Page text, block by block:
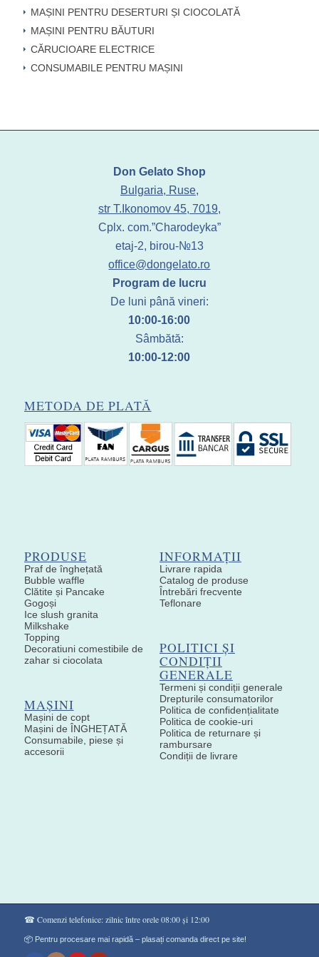
MAȘINI PENTRU DESERTURI ȘI CIOCOLATĂ
MAȘINI PENTRU BĂUTURI
CĂRUCIOARE ELECTRICE
CONSUMABILE PENTRU MAȘINI
Don Gelato Shop
Bulgaria, Ruse,
str T.Ikonomov 45, 7019,
Cplx. com.”Charodeyka”
etaj-2, birou-№13
office@dongelato.ro
Program de lucru
De luni până vineri:
10:00-16:00
Sâmbătă:
10:00-12:00
METODA DE PLATĂ
PRODUSE
Praf de înghețată
Bubble waffle
Clătite și Pancake
Gogoși
Ice slush granita
Milkshake
Topping
Decoratiuni comestibile de
zahar si ciocolata
MAȘINI
Mașini de copt
Mașini de ÎNGHEȚATĂ
Consumabile, piese și
accesorii
INFORMAȚII
Livrare rapida
Catalog de produse
Întrebări frecvente
Teflonare
POLITICI ȘI
CONDIȚII
GENERALE
Termeni și condiții generale
Drepturile consumatorilor
Politica de confidențialitate
Politica de cookie-uri
Politica de returnare și
rambursare
Condiții de livrare
☎ Comenzi telefonice: zilnic între orele 08:00 și 12:00
📦 Pentru procesare mai rapidă – plasați comanda direct pe site!